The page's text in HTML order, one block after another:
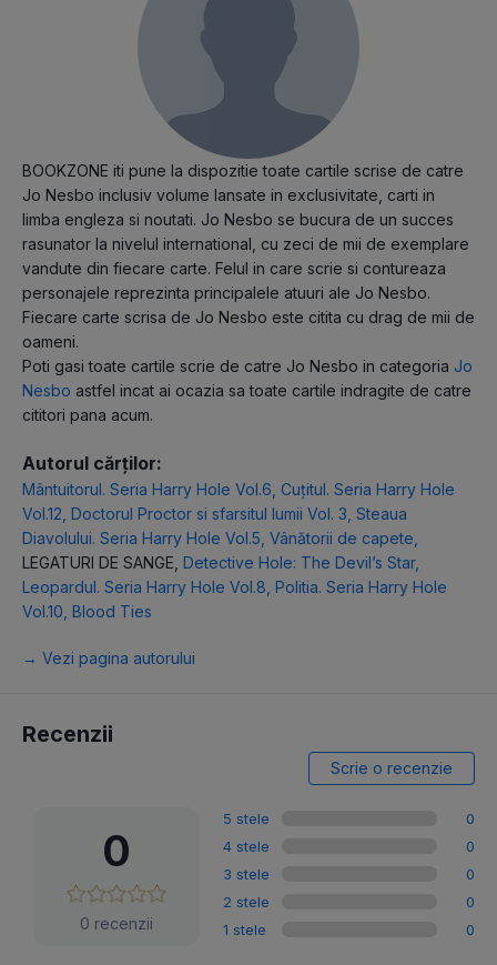
BOOKZONE iti pune la dispozitie toate cartile scrise de catre
Jo Nesbo inclusiv volume lansate in exclusivitate, carti in
limba engleza si noutati. Jo Nesbo se bucura de un succes
rasunator la nivelul international, cu zeci de mii de exemplare
vandute din fiecare carte. Felul in care scrie si contureaza
personajele reprezinta principalele atuuri ale Jo Nesbo.
Fiecare carte scrisa de Jo Nesbo este citita cu drag de mii de
oameni.
Poti gasi toate cartile scrie de catre Jo Nesbo in categoria Jo
Nesbo astfel incat ai ocazia sa toate cartile indragite de catre
cititori pana acum.
Autorul cărților:
Mântuitorul. Seria Harry Hole Vol.6 Cuțitul. Seria Harry Hole
Vol.12 Doctorul Proctor si sfarsitul lumii Vol. 3 Steaua
Diavolului. Seria Harry Hole Vol.5 Vânătorii de capete
LEGATURI DE SANGE Detective Hole: The Devil’s Star,
Leopardul. Seria Harry Hole Vol.8 Politia. Seria Harry Hole
Vol.10 Blood Ties
→ Vezi pagina autorului
Recenzii
Scrie o recenzie
0
0 recenzii
5 stele
0
4 stele
0
3 stele
0
2 stele
0
1 stele
0